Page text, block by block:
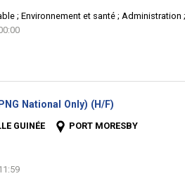
; Environnement et santé ; Administration
National Only) (H/F)
GUINÉE
PORT MORESBY